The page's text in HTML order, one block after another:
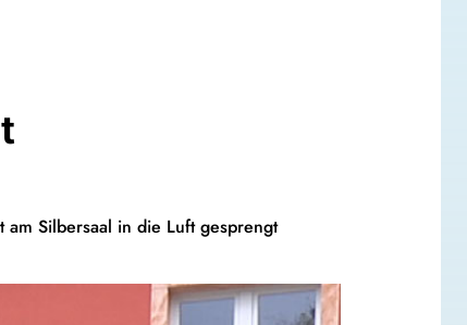
Silbersaal in die Luft gesprengt